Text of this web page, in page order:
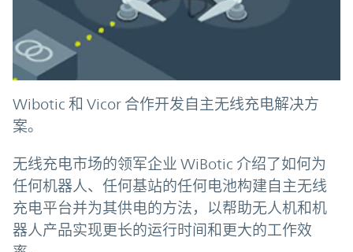
无线充电市场的领军企业 WiBotic 介绍了如何为
任何机器人、任何基站的任何电池构建自主无线
充电平台并为其供电的方法，以帮助无人机和机
器人产品实现更长的运行时间和更大的工作效
Wibotic 和 Vicor 合作开发自主无线充电解决方
案。